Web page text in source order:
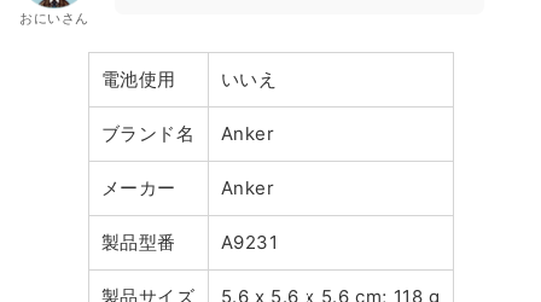
おにいさん
電池使用 いいえ
ブランド名 Anker
メーカー Anker
製品型番 A9231
製品サイズ 5.6 x 5.6 x 5.6 cm; 118 g